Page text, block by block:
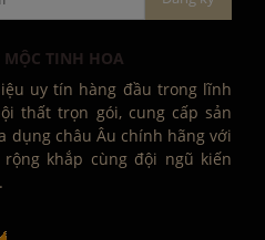
TINH HOA
uy tín hàng đầu trong lĩnh
thất trọn gói, cung cấp sản
dụng châu Âu chính hãng với
khắp cùng đội ngũ kiến